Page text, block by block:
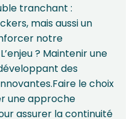
tranchant :
mais aussi un
notre
? Maintenir une
des
le choix
une approche
assurer la continuité